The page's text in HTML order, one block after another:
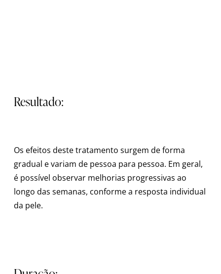
Resultado:
Os efeitos deste tratamento surgem de forma
gradual e variam de pessoa para pessoa. Em geral,
é possível observar melhorias progressivas ao
longo das semanas, conforme a resposta individual
da pele.